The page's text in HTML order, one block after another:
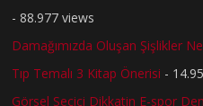
- 88.977 views
Damağımızda Oluşan Şişlikler
Tıp Temalı 3 Kitap Önerisi -
Görsel Seçici Dikkatin E-spor